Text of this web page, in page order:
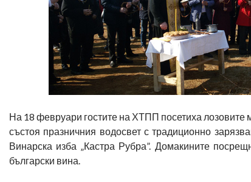
На 18 февруари гостите на ХТПП посетиха лозовите
състоя празничния водосвет с традиционно
Винарска изба „Кастра Рубра”. Домакините
български вина.